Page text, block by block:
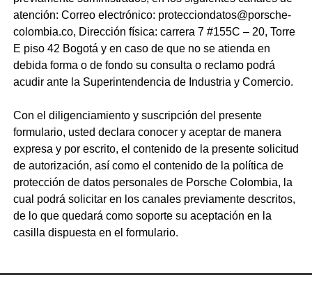
atención: Correo electrónico: protecciondatos@porsche-
colombia.co, Dirección física: carrera 7 #155C – 20, Torre
E piso 42 Bogotá y en caso de que no se atienda en
debida forma o de fondo su consulta o reclamo podrá
acudir ante la Superintendencia de Industria y Comercio.
Con el diligenciamiento y suscripción del presente
formulario, usted declara conocer y aceptar de manera
expresa y por escrito, el contenido de la presente solicitud
de autorización, así como el contenido de la política de
protección de datos personales de Porsche Colombia, la
cual podrá solicitar en los canales previamente descritos,
de lo que quedará como soporte su aceptación en la
casilla dispuesta en el formulario.